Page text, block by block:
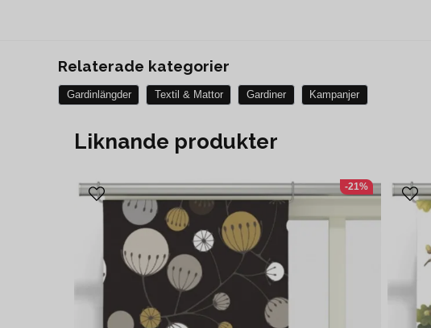
Relaterade kategorier
Gardinlängder Textil & Mattor Gardiner Kampanjer
Liknande produkter
-21%